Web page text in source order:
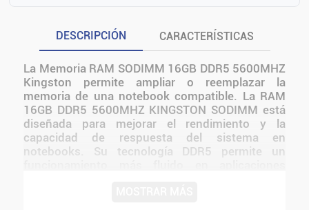
DESCRIPCIÓN CARACTERÍSTICAS
La Memoria RAM SODIMM 16GB DDR5 5600MHZ
Kingston permite ampliar o reemplazar la
memoria de una notebook compatible. La RAM
16GB DDR5 5600MHZ KINGSTON SODIMM está
diseñada para mejorar el rendimiento y la
capacidad de respuesta del sistema en
notebooks. Su tecnología DDR5 permite un